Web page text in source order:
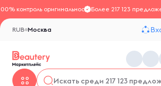
контроль оригинальностиБолее 217 123
Москва
RUB